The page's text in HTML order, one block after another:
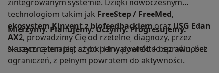
wkładek oraz porównań „przed/po”.
Pełny ekosystem Kinvent (siła, równowaga, ROM,
EMG + biofeedback)
Pracujemy na kompletnym zestawie: płytach sił K-
Deltas (analiza skoków CMJ/SJ/DJ, RSI, DSI, IMTP,
profil siła–prędkość, dystrybucja L/P),
zintegrowanym systemie. Dzięki nowoczesnym
technologiom takim jak FreeStep / FreeMed,
ekosystem Kinvent z biofeedbackiemorazUSG Edan
AX2, prowadzimy Cię od rzetelnej diagnozy, przez
skuteczną terapię, aż po pełny powrót do sprawności.
Mierzymy. Planujemy. Uczymy. Progresujemy.
Naszym celem jest szybki i trwały efekt – bez bólu, bez
ograniczeń, z pełnym powrotem do aktywności.